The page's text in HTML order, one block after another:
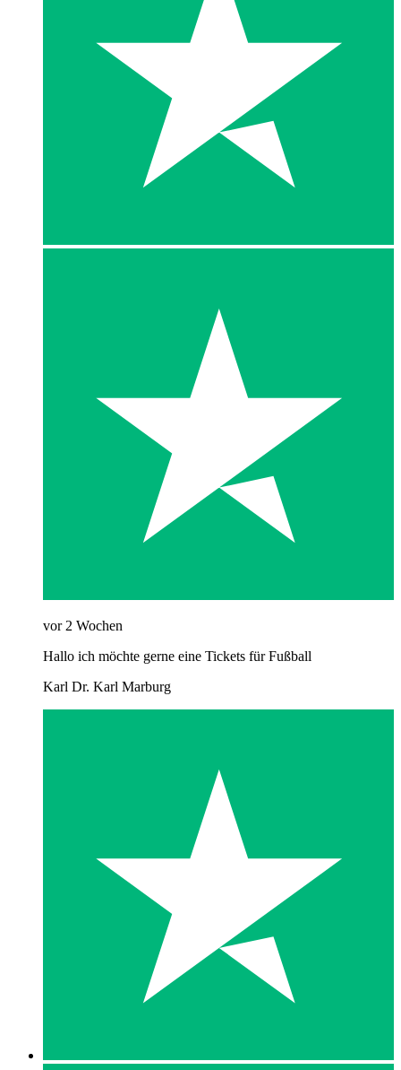
vor 2 Wochen
Hallo ich möchte gerne eine Tickets für Fußball
Karl Dr. Karl Marburg